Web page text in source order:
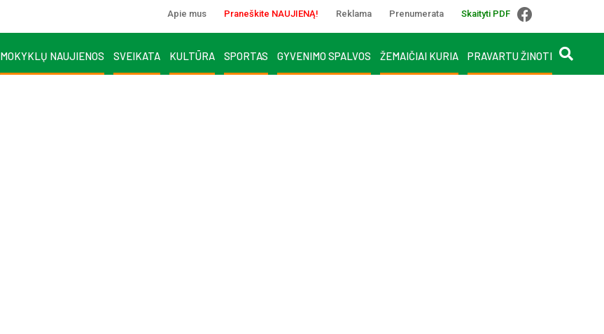
Apie mus Praneškite NAUJIENĄ! Reklama Prenumerata Skaityti PDF
MOKYKLŲ NAUJIENOS SVEIKATA KULTŪRA SPORTAS GYVENIMO SPALVOS ŽEMAIČIAI KURIA PRAVARTU ŽINOTI